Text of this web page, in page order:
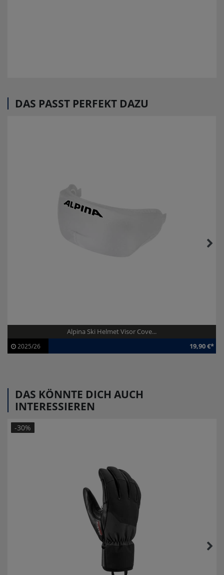
DAS PASST PERFEKT DAZU
Alpina Ski Helmet Visor Cove...
Artikel-ID:
112712
2025/26 19,90 €*
DAS KÖNNTE DICH AUCH
INTERESSIEREN
-30%